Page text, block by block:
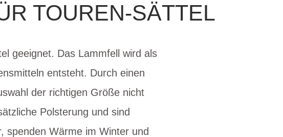
TOUREN-SÄTTEL
geeignet. Das Lammfell wird als
entsteht. Durch einen
der richtigen Größe nicht
Polsterung und sind
spenden Wärme im Winter und